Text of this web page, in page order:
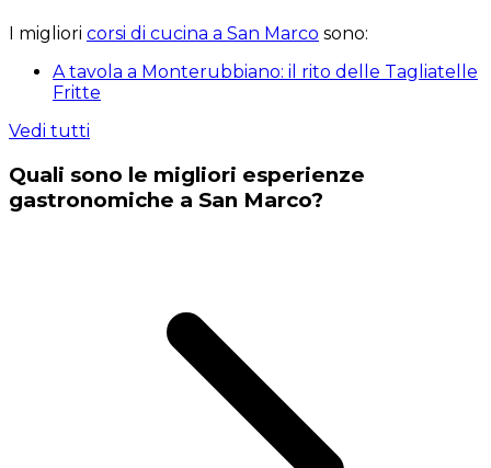
I migliori corsi di cucina a San Marco sono:
A tavola a Monterubbiano: il rito delle Tagliatelle
Fritte
Vedi tutti
Quali sono le migliori esperienze
gastronomiche a San Marco?